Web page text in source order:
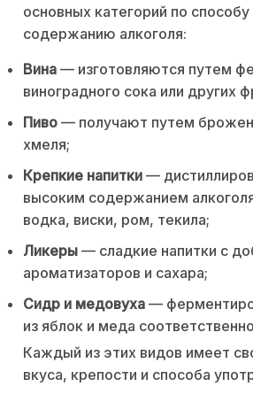
основных категорий по
содержанию алкоголя:
Вина — изготовляются путем
виноградного сока или других
Пиво — получают путем
хмеля;
Крепкие напитки —
высоким содержанием
водка, виски, ром, текила;
Ликеры — сладкие напитки с
ароматизаторов и сахара;
Сидр и медовуха —
из яблок и меда
Каждый из этих видов имеет
вкуса, крепости и способа